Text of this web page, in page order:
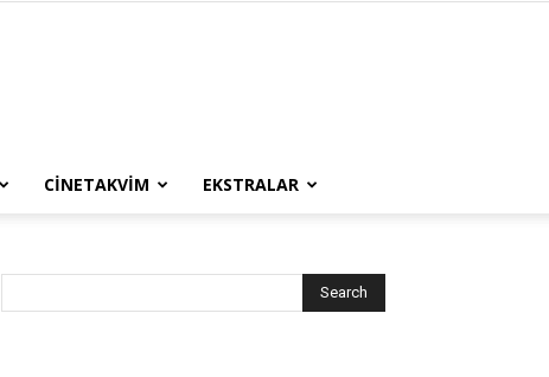
CINETAKVIM EKSTRALAR